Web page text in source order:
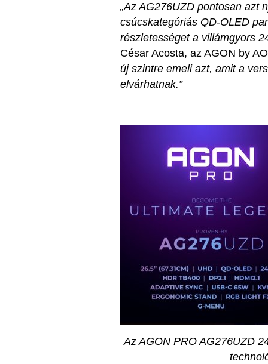
„Az AG276UZD pontosan azt
csúcskategóriás QD-OLED
részletességet a villámgyors
César Acosta, az AGON by
új szintre emeli azt, amit a
elvárhatnak.”
Az AGON PRO AG276UZD